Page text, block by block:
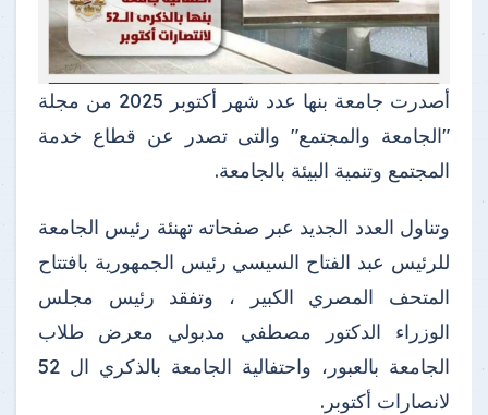
أصدرت جامعة بنها عدد شهر أكتوبر 2025 من مجلة
"الجامعة والمجتمع" والتى تصدر عن قطاع خدمة
المجتمع وتنمية البيئة بالجامعة.
وتناول العدد الجديد عبر صفحاته تهنئة رئيس الجامعة
للرئيس عبد الفتاح السيسي رئيس الجمهورية بافتتاح
المتحف المصري الكبير ، وتفقد رئيس مجلس
الوزراء الدكتور مصطفي مدبولي معرض طلاب
الجامعة بالعبور، واحتفالية الجامعة بالذكري ال 52
لانصارات أكتوبر.